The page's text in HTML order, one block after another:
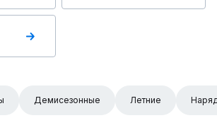
Демисезонные Летние